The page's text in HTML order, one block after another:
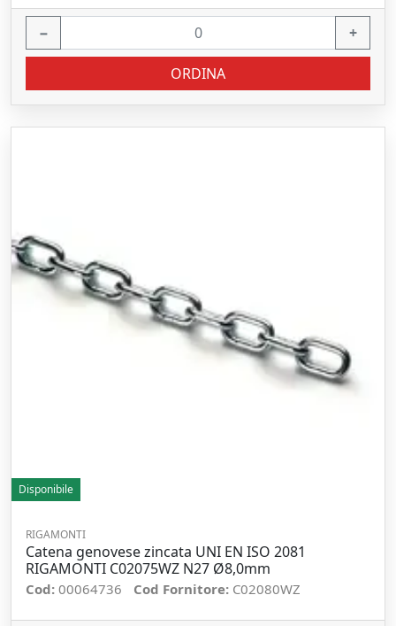
− +
ORDINA
Disponibile
RIGAMONTI
Catena genovese zincata UNI EN ISO 2081
RIGAMONTI C02075WZ N27 Ø8,0mm
Cod: 00064736 Cod Fornitore: C02080WZ